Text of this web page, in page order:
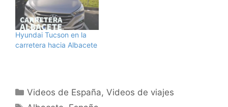
Hyundai Tucson en la
carretera hacia Albacete
Categorías
Videos de España,Videos de viajes